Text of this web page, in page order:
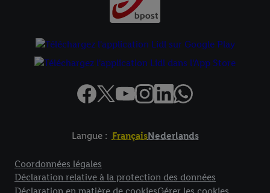
Langue : FrançaisNederlands
Coordonnées légales
Déclaration relative à la protection des données